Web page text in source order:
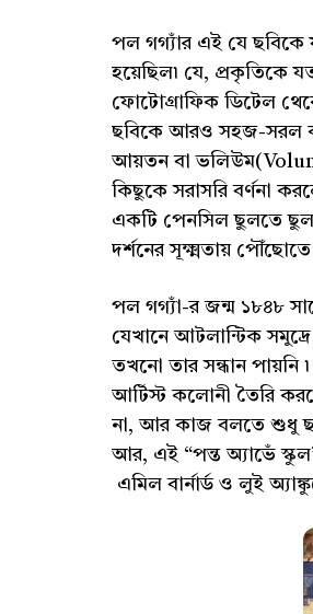
পল গগ্যাঁর এই যে ছবিকে
হয়েছিল৷ যে, প্রকৃতিকে
ফোটোগ্রাফিক ডিটেল
ছবিকে আরও সহজ-সরল
আয়তন বা
কিছুকে সরাসরি বর্ণনা
একটি পেনসিল ছুলতে
দর্শনের সূক্ষ্মতায় পৌঁছোতে
পল গগ্যাঁ-র জন্ম ১৮৪৮
যেখানে আটলান্টিক
তখনো তার সন্ধান পায়নি
আর্টিস্ট কলোনী তৈরি
না, আর কাজ বলতে শুধু
আর, এই “পন্ত অ্যাভেঁ
এমিল বার্নার্ড ও লুই